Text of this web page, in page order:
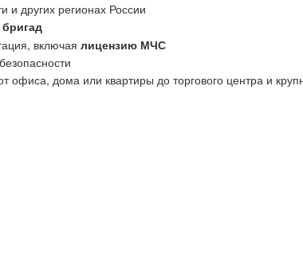
и других регионах России
включая лицензию МЧС
офиса, дома или квартиры до торгового центра и